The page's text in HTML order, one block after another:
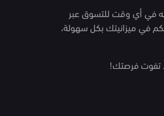
في أي وقت للتسوق عبر
في ميزانيتك بكل سهولة،
تفوت فرصتك!